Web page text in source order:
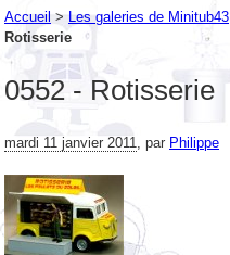
Accueil > Les galeries de Minitub43
Rotisserie
0552 - Rotisserie
mardi 11 janvier 2011, par Philippe